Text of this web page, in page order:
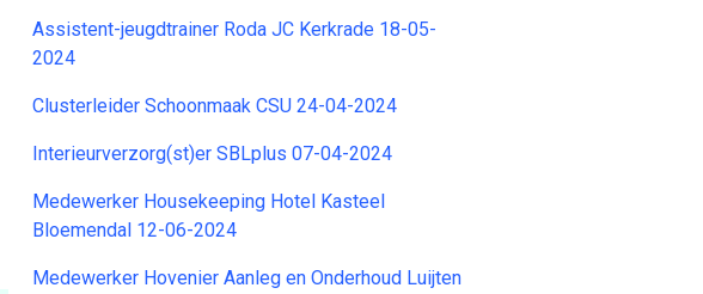
Assistent-jeugdtrainer Roda JC Kerkrade 18-05-
2024
Clusterleider Schoonmaak CSU 24-04-2024
Interieurverzorg(st)er SBLplus 07-04-2024
Medewerker Housekeeping Hotel Kasteel
Bloemendal 12-06-2024
Medewerker Hovenier Aanleg en Onderhoud Luijten